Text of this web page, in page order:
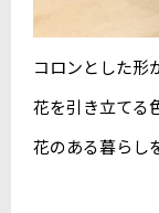
コロンとした形
花を引き立てる
花のある暮らし